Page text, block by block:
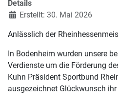
Details
Erstellt: 30. Mai 2026
Anlässlich der
In Bodenheim wurden unsere
Verdienste um die Förderung
Kuhn Präsident Sportbund
ausgezeichnet Glückwunsch ihr